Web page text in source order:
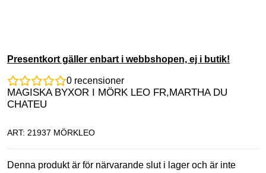
Presentkort gäller enbart i webbshopen, ej i butik!
0 recensioner
MAGISKA BYXOR I MÖRK LEO FR,MARTHA DU
CHATEU
ART: 21937 MÖRKLEO
Denna produkt är för närvarande slut i lager och är inte